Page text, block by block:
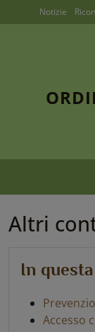
Notizie
Altri
In
Accesso